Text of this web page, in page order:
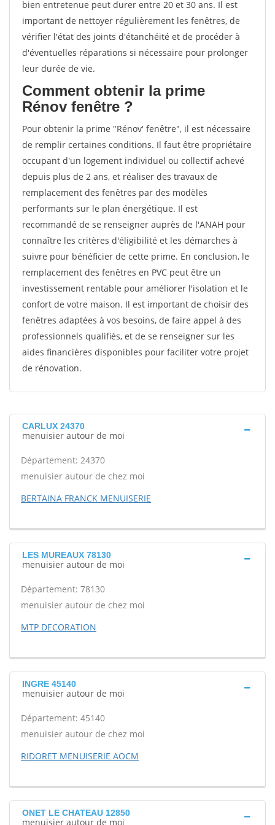
bien entretenue peut durer entre 20 et 30 ans. Il est
important de nettoyer régulièrement les fenêtres, de
vérifier l'état des joints d'étanchéité et de procéder à
d'éventuelles réparations si nécessaire pour prolonger
leur durée de vie.
Comment obtenir la prime
Rénov fenêtre ?
Pour obtenir la prime "Rénov' fenêtre", il est nécessaire
de remplir certaines conditions. Il faut être propriétaire
occupant d'un logement individuel ou collectif achevé
depuis plus de 2 ans, et réaliser des travaux de
remplacement des fenêtres par des modèles
performants sur le plan énergétique. Il est
recommandé de se renseigner auprès de l'ANAH pour
connaître les critères d'éligibilité et les démarches à
suivre pour bénéficier de cette prime. En conclusion, le
remplacement des fenêtres en PVC peut être un
investissement rentable pour améliorer l'isolation et le
confort de votre maison. Il est important de choisir des
fenêtres adaptées à vos besoins, de faire appel à des
professionnels qualifiés, et de se renseigner sur les
aides financières disponibles pour faciliter votre projet
de rénovation.
CARLUX 24370
menuisier autour de moi
Département: 24370
menuisier autour de chez moi
BERTAINA FRANCK MENUISERIE
LES MUREAUX 78130
menuisier autour de moi
Département: 78130
menuisier autour de chez moi
MTP DECORATION
INGRE 45140
menuisier autour de moi
Département: 45140
menuisier autour de chez moi
RIDORET MENUISERIE AOCM
ONET LE CHATEAU 12850
menuisier autour de moi